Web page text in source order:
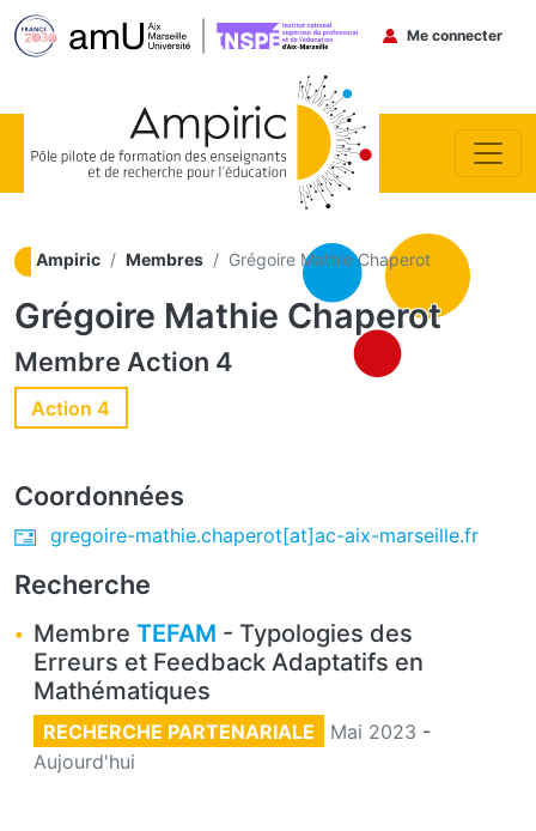
Menu du
Me connecter
Ampiric Membres Grégoire Mathie Chaperot
Grégoire Mathie Chaperot
Membre Action 4
Action 4
Coordonnées
gregoire-mathie.chaperot[at]ac-aix-marseille.fr
Recherche
Membre TEFAM - Typologies des
Erreurs et Feedback Adaptatifs en
Mathématiques
RECHERCHE PARTENARIALE Mai 2023 -
Aujourd'hui